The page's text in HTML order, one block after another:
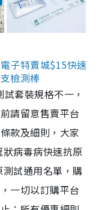
子特賣城$15快速
檢測棒
套裝規格不一，
請留意售賣平台
款及細則，大家
病毒病快速抗原
試通用名單，購
一切以訂購平台